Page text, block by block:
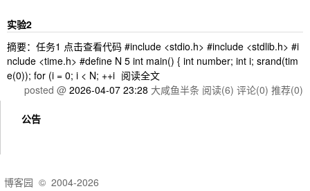
实验2
摘要：任务1 点击查看代码 #include <stdio.h> #include <stdlib.h> #i
nclude <time.h> #define N 5 int main() { int number; int i; srand(tim
e(0)); for (i = 0; i < N; ++i 阅读全文
posted @ 2026-04-07 23:28 大咸鱼半条 阅读(6) 评论(0) 推荐(0)
公告
博客园 © 2004-2026